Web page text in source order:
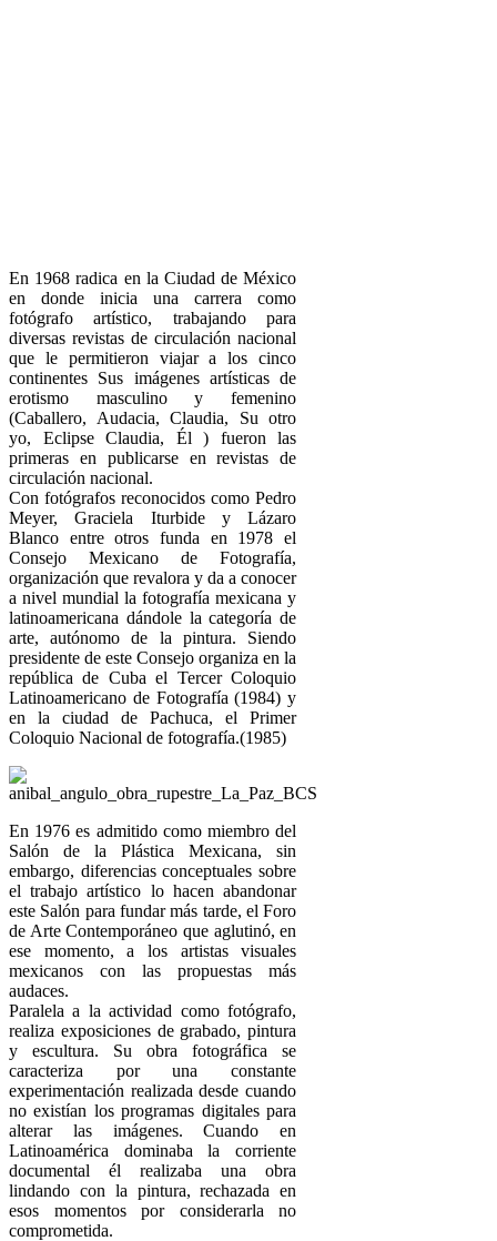
En 1968 radica en la Ciudad de México
en donde inicia una carrera como
fotógrafo artístico, trabajando para
diversas revistas de circulación nacional
que le permitieron viajar a los cinco
continentes Sus imágenes artísticas de
erotismo masculino y femenino
(Caballero, Audacia, Claudia, Su otro
yo, Eclipse Claudia, Él ) fueron las
primeras en publicarse en revistas de
circulación nacional.
Con fotógrafos reconocidos como Pedro
Meyer, Graciela Iturbide y Lázaro
Blanco entre otros funda en 1978 el
Consejo Mexicano de Fotografía,
organización que revalora y da a conocer
a nivel mundial la fotografía mexicana y
latinoamericana dándole la categoría de
arte, autónomo de la pintura. Siendo
presidente de este Consejo organiza en la
república de Cuba el Tercer Coloquio
Latinoamericano de Fotografía (1984) y
en la ciudad de Pachuca, el Primer
Coloquio Nacional de fotografía.(1985)
En 1976 es admitido como miembro del
Salón de la Plástica Mexicana, sin
embargo, diferencias conceptuales sobre
el trabajo artístico lo hacen abandonar
este Salón para fundar más tarde, el Foro
de Arte Contemporáneo que aglutinó, en
ese momento, a los artistas visuales
mexicanos con las propuestas más
audaces.
Paralela a la actividad como fotógrafo,
realiza exposiciones de grabado, pintura
y escultura. Su obra fotográfica se
caracteriza por una constante
experimentación realizada desde cuando
no existían los programas digitales para
alterar las imágenes. Cuando en
Latinoamérica dominaba la corriente
documental él realizaba una obra
lindando con la pintura, rechazada en
esos momentos por considerarla no
comprometida.